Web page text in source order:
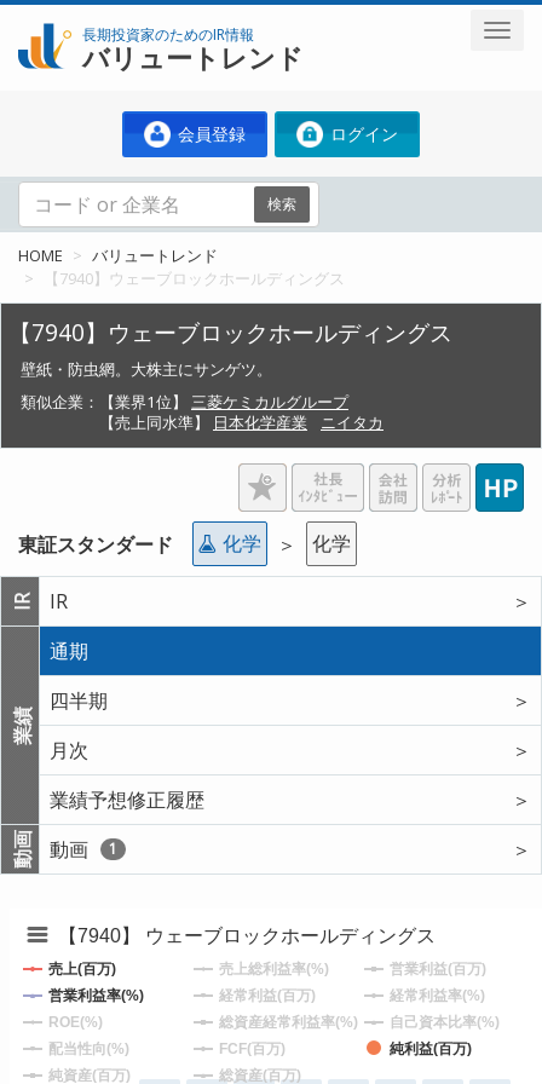
長期投資家のためのIR情報
バリュートレンド
会員登録 ログイン
検索
HOME
バリュートレンド
【7940】ウェーブロックホールディングス
【7940】ウェーブロックホールディングス
壁紙・防虫網。大株主にサンゲツ。
類似企業：
【業界1位】
三菱ケミカルグループ
【売上同水準】
日本化学産業 ニイタカ
東証スタンダード 化学 ＞ 化学
IR IR ＞
業績
通期
四半期
＞
月次
＞
業績予想修正履歴
＞
動画 動画 1 ＞
【7940】 ウェーブロックホールディングス
売上(百万) 売上総利益率(%)
営業利益(百万)
営業利益率(%)
経常利益(百万)
経常利益率(%)
ROE(%)
総資産経常利益率(%)
自己資本比率(%)
配当性向(%)
FCF(百万)
純利益(百万)
純資産(百万)
総資産(百万)